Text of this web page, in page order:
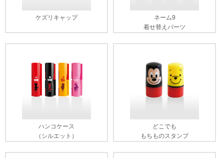
ケズリキャップ
ネーム9
着せ替えパーツ
ハンコケース
（シルエット）
どこでも
もちものスタンプ